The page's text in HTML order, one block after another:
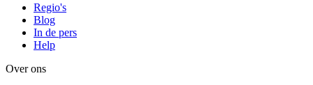
Regio's
Blog
In de pers
Help
Over ons